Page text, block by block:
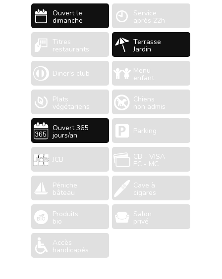
Ouvert le
dimanche
Service
après 22h
Titres
restaurants
Terrasse
Jardin
Diner's club Menu
enfant
Plats
végétariens
Chiens
non admis
Ouvert 365
jours/an Parking
JCB CB - VISA
EC - MC
Péniche
bâteau
Cave à
cigares
Produits
bio
Salon
privé
Accès
handicapés